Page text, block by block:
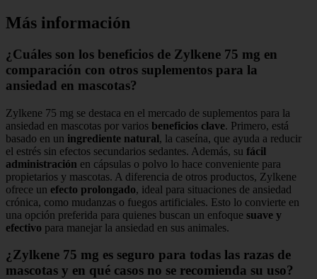
Más información
¿Cuáles son los beneficios de Zylkene 75 mg en
comparación con otros suplementos para la
ansiedad en mascotas?
Zylkene 75 mg se destaca en el mercado de suplementos para la
ansiedad en mascotas por varios beneficios clave. Primero, está
basado en un ingrediente natural, la caseína, que ayuda a reducir
el estrés sin efectos secundarios sedantes. Además, su fácil
administración en cápsulas o polvo lo hace conveniente para
propietarios y mascotas. A diferencia de otros productos, Zylkene
ofrece un efecto prolongado, ideal para situaciones de ansiedad
crónica, como mudanzas o fuegos artificiales. Esto lo convierte en
una opción preferida para quienes buscan un enfoque suave y
efectivo para manejar la ansiedad en sus animales.
¿Zylkene 75 mg es seguro para todas las razas de
mascotas y en qué casos no se recomienda su uso?